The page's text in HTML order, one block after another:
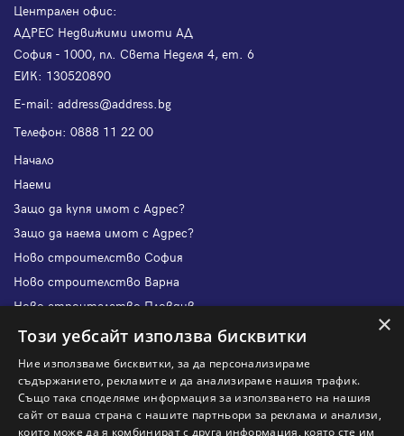
Централен офис:
АДРЕС Недвижими имоти АД
София - 1000, пл. Света Неделя 4, ет. 6
ЕИК: 130520890
Е-mail: address@address.bg
Телефон: 0888 11 22 00
Начало
Наеми
Защо да купя имот с Адрес?
Защо да наема имот с Адрес?
Ново строителство София
Ново строителство Варна
Ново строителство Пловдив
Ново строителство Бургас
Защо да отдам имот с Адрес?
Наши офиси
Кариери
×
Този уебсайт използва бисквитки
Ние използваме бисквитки, за да персонализираме
съдържанието, рекламите и да анализираме нашия трафик.
Също така споделяме информация за използването на нашия
сайт от ваша страна с нашите партньори за реклама и анализи,
които може да я комбинират с друга информация, която сте им